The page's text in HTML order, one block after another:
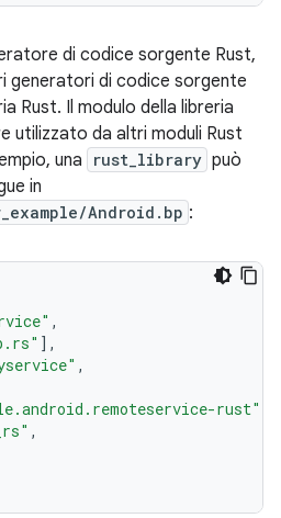
di codice sorgente Rust,
generatori di codice sorgente
Rust. Il modulo della libreria
utilizzato da altri moduli Rust
una
rust_library può
in
Android.bp :
,
],
,
rust"
,